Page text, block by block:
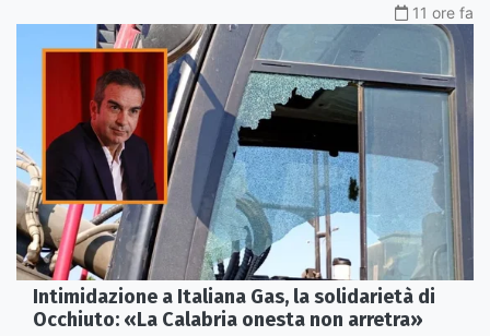
11 ore fa
Intimidazione a Italiana Gas, la solidarietà di
Occhiuto: «La Calabria onesta non arretra»